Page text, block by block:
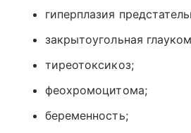
гиперплазия
закрытоугольная
тиреотоксикоз;
феохромоцитома;
беременность;